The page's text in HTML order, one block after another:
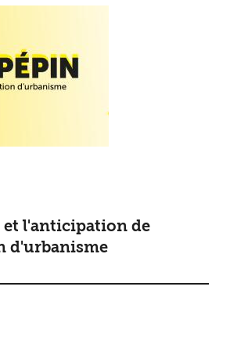
l'anticipation de
d'urbanisme